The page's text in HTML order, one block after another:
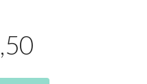
,50